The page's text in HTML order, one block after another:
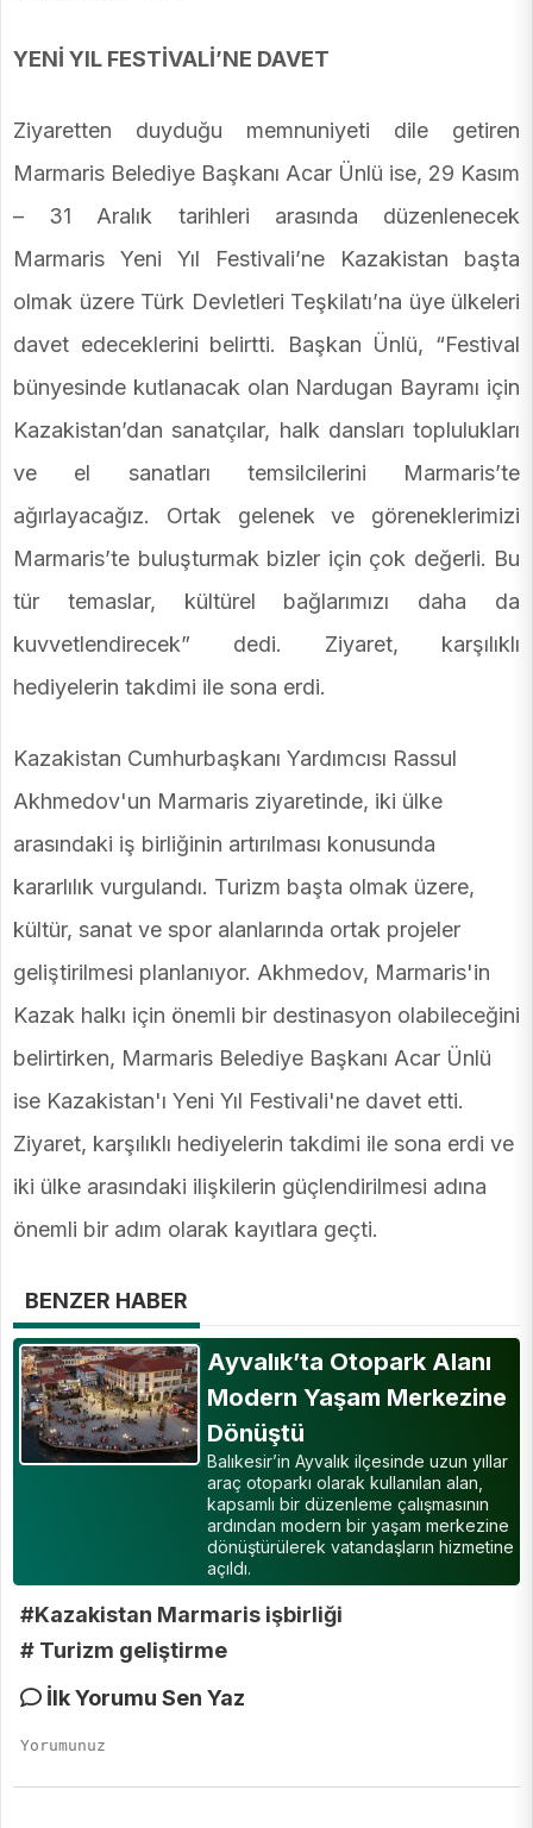
YENİ YIL FESTİVALİ’NE DAVET
Ziyaretten duyduğu memnuniyeti dile getiren
Marmaris Belediye Başkanı Acar Ünlü ise, 29 Kasım
– 31 Aralık tarihleri arasında düzenlenecek
Marmaris Yeni Yıl Festivali’ne Kazakistan başta
olmak üzere Türk Devletleri Teşkilatı’na üye ülkeleri
davet edeceklerini belirtti. Başkan Ünlü, “Festival
bünyesinde kutlanacak olan Nardugan Bayramı için
Kazakistan’dan sanatçılar, halk dansları toplulukları
ve el sanatları temsilcilerini Marmaris’te
ağırlayacağız. Ortak gelenek ve göreneklerimizi
Marmaris’te buluşturmak bizler için çok değerli. Bu
tür temaslar, kültürel bağlarımızı daha da
kuvvetlendirecek” dedi. Ziyaret, karşılıklı
hediyelerin takdimi ile sona erdi.
Kazakistan Cumhurbaşkanı Yardımcısı Rassul
Akhmedov'un Marmaris ziyaretinde, iki ülke
arasındaki iş birliğinin artırılması konusunda
kararlılık vurgulandı. Turizm başta olmak üzere,
kültür, sanat ve spor alanlarında ortak projeler
geliştirilmesi planlanıyor. Akhmedov, Marmaris'in
Kazak halkı için önemli bir destinasyon olabileceğini
belirtirken, Marmaris Belediye Başkanı Acar Ünlü
ise Kazakistan'ı Yeni Yıl Festivali'ne davet etti.
Ziyaret, karşılıklı hediyelerin takdimi ile sona erdi ve
iki ülke arasındaki ilişkilerin güçlendirilmesi adına
önemli bir adım olarak kayıtlara geçti.
BENZER HABER
Ayvalık’ta Otopark Alanı
Modern Yaşam Merkezine
Dönüştü
Balıkesir’in Ayvalık ilçesinde uzun yıllar
araç otoparkı olarak kullanılan alan,
kapsamlı bir düzenleme çalışmasının
ardından modern bir yaşam merkezine
dönüştürülerek vatandaşların hizmetine
açıldı.
#Kazakistan Marmaris işbirliği
# Turizm geliştirme
İlk Yorumu Sen Yaz